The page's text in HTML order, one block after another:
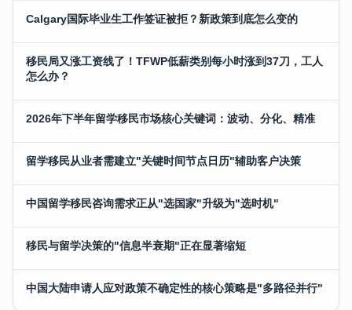
Calgary国际毕业生工作签证被拒？新政策到底怎么变的
移民局又涨工资线了！TFWP低薪类别每小时涨到37刀，工人
怎么办？
2026年下半年留学移民市场核心关键词：波动、分化、精准
留学移民从业者需建立"关键时间节点日历"辅助客户决策
中国留学移民咨询需求正从"选国家"升级为"选时机"
移民与留学决策的"信息半衰期"正在显著缩短
中国大陆申请人应对政策不确定性的核心策略是"多路径并行"